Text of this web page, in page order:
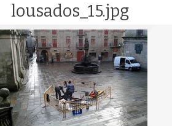
lousados_15.jpg